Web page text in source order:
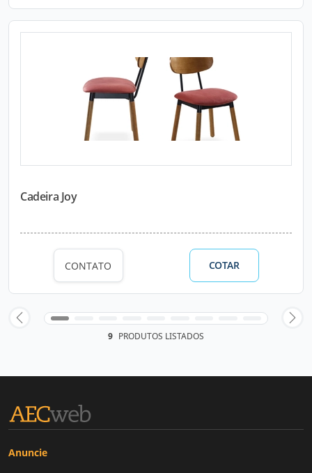
Cadeira Joy
CONTATO COTAR
9 PRODUTOS LISTADOS
Anuncie